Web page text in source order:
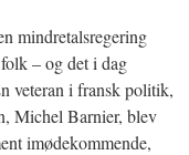
mindretalsregering
– og det i dag
veteran i fransk politik,
Michel Barnier, blev
imødekommende,